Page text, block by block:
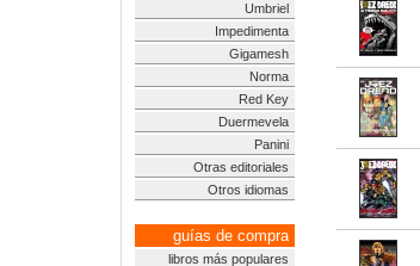
Umbriel
Impedimenta
Gigamesh
Norma
Red Key
Duermevela
Panini
Otras editoriales
Otros idiomas
guías de compra
libros más populares